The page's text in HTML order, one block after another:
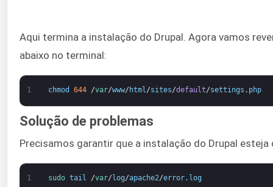
Aqui termina a instalação do Drupal. Agora vamos
abaixo no terminal:
1 chmod 644 /var/www/ html/sites/default/settings . php
Solução de problemas
Precisamos garantir que a instalação do Drupal
1 sudo tail /var/ log/apache2/error. log